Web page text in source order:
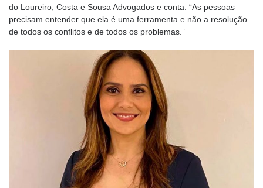
do Loureiro, Costa e Sousa Advogados e conta: “As pessoas
precisam entender que ela é uma ferramenta e não a resolução
de todos os conflitos e de todos os problemas.”